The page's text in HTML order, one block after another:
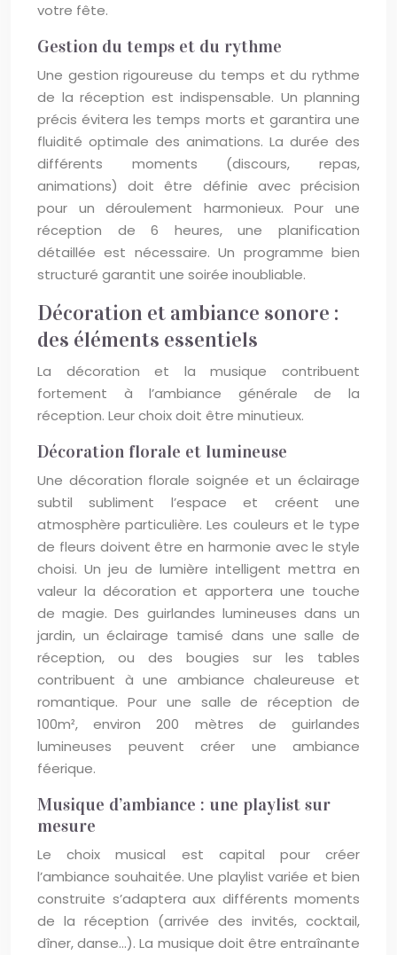
votre fête.
Gestion du temps et du rythme
Une gestion rigoureuse du temps et du rythme
de la réception est indispensable. Un planning
précis évitera les temps morts et garantira une
fluidité optimale des animations. La durée des
différents moments (discours, repas,
animations) doit être définie avec précision
pour un déroulement harmonieux. Pour une
réception de 6 heures, une planification
détaillée est nécessaire. Un programme bien
structuré garantit une soirée inoubliable.
Décoration et ambiance sonore :
des éléments essentiels
La décoration et la musique contribuent
fortement à l’ambiance générale de la
réception. Leur choix doit être minutieux.
Décoration florale et lumineuse
Une décoration florale soignée et un éclairage
subtil subliment l’espace et créent une
atmosphère particulière. Les couleurs et le type
de fleurs doivent être en harmonie avec le style
choisi. Un jeu de lumière intelligent mettra en
valeur la décoration et apportera une touche
de magie. Des guirlandes lumineuses dans un
jardin, un éclairage tamisé dans une salle de
réception, ou des bougies sur les tables
contribuent à une ambiance chaleureuse et
romantique. Pour une salle de réception de
100m², environ 200 mètres de guirlandes
lumineuses peuvent créer une ambiance
féerique.
Musique d’ambiance : une playlist sur
mesure
Le choix musical est capital pour créer
l’ambiance souhaitée. Une playlist variée et bien
construite s’adaptera aux différents moments
de la réception (arrivée des invités, cocktail,
dîner, danse…). La musique doit être entraînante